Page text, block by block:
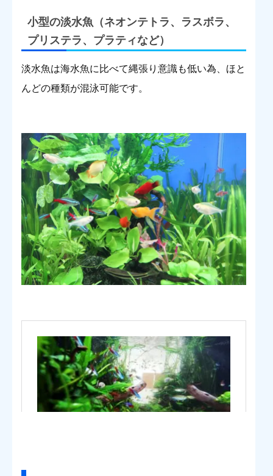
小型の淡水魚（ネオンテトラ、ラスボラ、
プリステラ、プラティなど）
淡水魚は海水魚に比べて縄張り意識も低い為、ほと
んどの種類が混泳可能です。